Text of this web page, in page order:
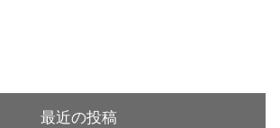
最近の投稿